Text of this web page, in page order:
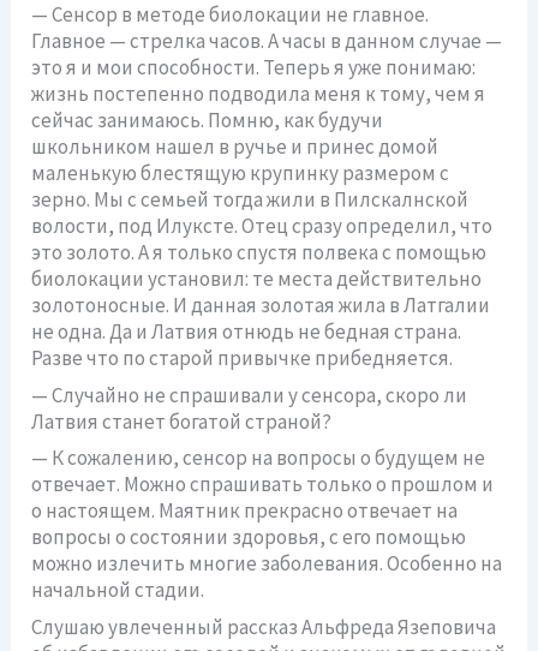
— Сенсор в методе биолокации не главное.
Главное — стрелка часов. А часы в данном случае —
это я и мои способности. Теперь я уже понимаю:
жизнь постепенно подводила меня к тому, чем я
сейчас занимаюсь. Помню, как будучи
школьником нашел в ручье и принес домой
маленькую блестящую крупинку размером с
зерно. Мы с семьей тогда жили в Пилскалнской
волости, под Илуксте. Отец сразу определил, что
это золото. А я только спустя полвека с помощью
биолокации установил: те места действительно
золотоносные. И данная золотая жила в Латгалии
не одна. Да и Латвия отнюдь не бедная страна.
Разве что по старой привычке прибедняется.
— Случайно не спрашивали у сенсора, скоро ли
Латвия станет богатой страной?
— К сожалению, сенсор на вопросы о будущем не
отвечает. Можно спрашивать только о прошлом и
о настоящем. Маятник прекрасно отвечает на
вопросы о состоянии здоровья, с его помощью
можно излечить многие заболевания. Особенно на
начальной стадии.
Слушаю увлеченный рассказ Альфреда Язеповича